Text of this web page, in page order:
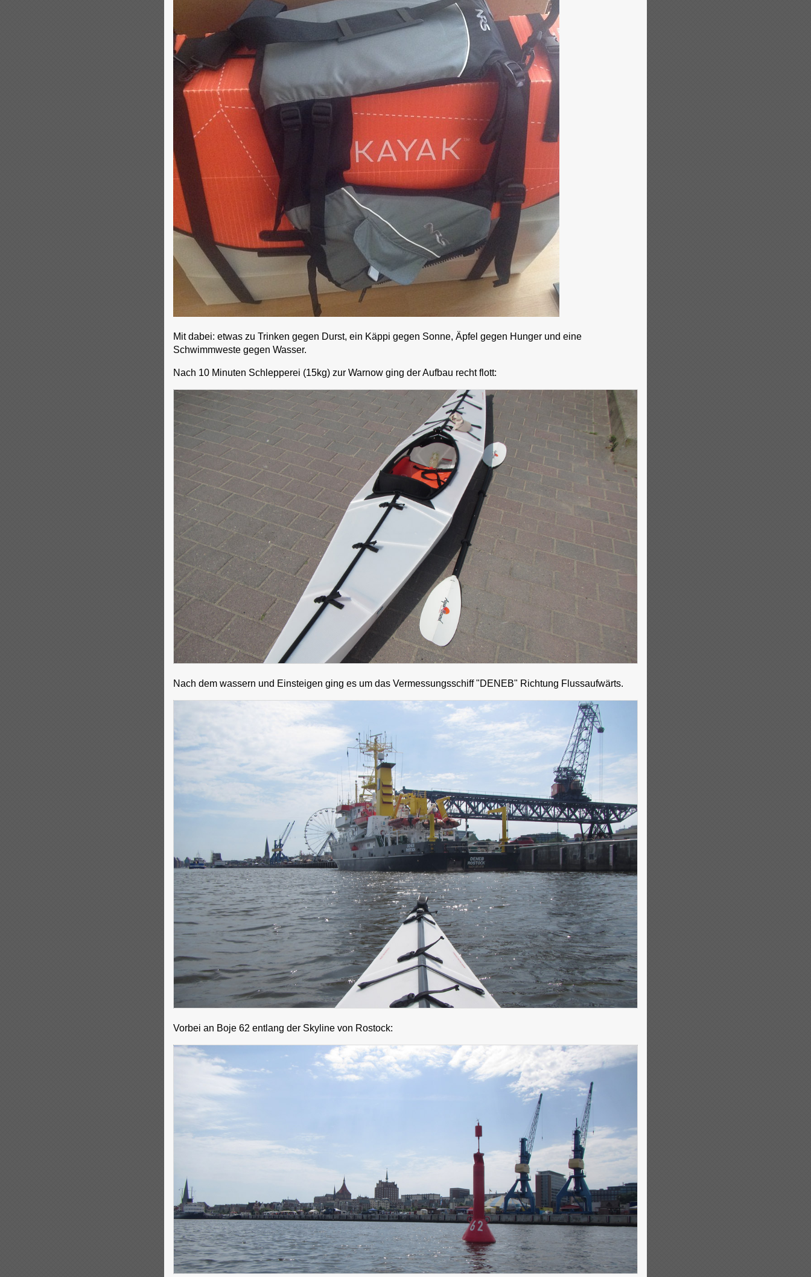
Mit dabei: etwas zu Trinken gegen Durst, ein Käppi gegen Sonne, Äpfel gegen Hunger und eine
Schwimmweste gegen Wasser.
Nach 10 Minuten Schlepperei (15kg) zur Warnow ging der Aufbau recht flott:
Nach dem wassern und Einsteigen ging es um das Vermessungsschiff "DENEB" Richtung Flussaufwärts.
Vorbei an Boje 62 entlang der Skyline von Rostock: